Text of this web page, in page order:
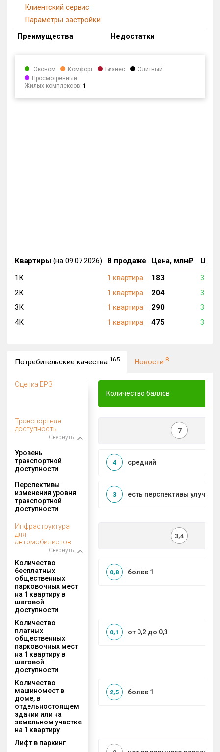
Клиентский сервис
Параметры застройки
Преимущества
Недостатки
Эконом Комфорт Бизнес
Элитный
Просмотренный
Жилых комплексов: 1
Квартиры (на 09.07.2026) В продаже Цена, млн₽
1К
1 квартира 183
3 327
2К
1 квартира 204
3 290
3К
1 квартира 290
3 222
4К
1 квартира 475 3 298
Потребительские качества 165 Новости 8
Оценка ЕРЗ
Количество баллов
Транспортная
доступность
Свернуть
7
Уровень
транспортной
доступности
средний
4
Перспективы
изменения уровня
транспортной
доступности
есть перспективы
3
Инфраструктура
для
автомобилистов
Свернуть
3,4
Количество
бесплатных
общественных
парковочных мест
на 1 квартиру в
шаговой
доступности
более 1
0,8
Количество
платных
общественных
парковочных мест
на 1 квартиру в
шаговой
доступности
от 0,2 до 0,3
0,1
Количество
машиномест в
доме, в
отдельностоящем
здании или на
земельном участке
на 1 квартиру
более 1
2,5
Лифт в паркинг